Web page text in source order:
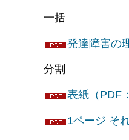
一括
発達障害の
分割
表紙（PDF
1ページ そ